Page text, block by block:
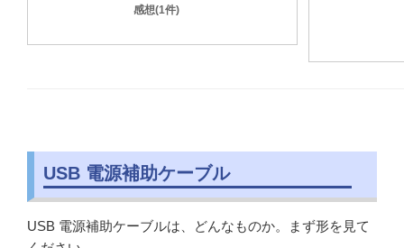
感想(1件)
USB 電源補助ケーブル
USB 電源補助ケーブルは、どんなものか。まず形を見て